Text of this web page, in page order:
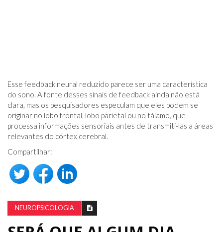
Esse feedback neural reduzido parece ser uma característica
do sono. A fonte desses sinais de feedback ainda não está
clara, mas os pesquisadores especulam que eles podem se
originar no lobo frontal, lobo parietal ou no tálamo, que
processa informações sensoriais antes de transmiti-las a áreas
relevantes do córtex cerebral.
Compartilhar:
NEUROPSICOLOGIA